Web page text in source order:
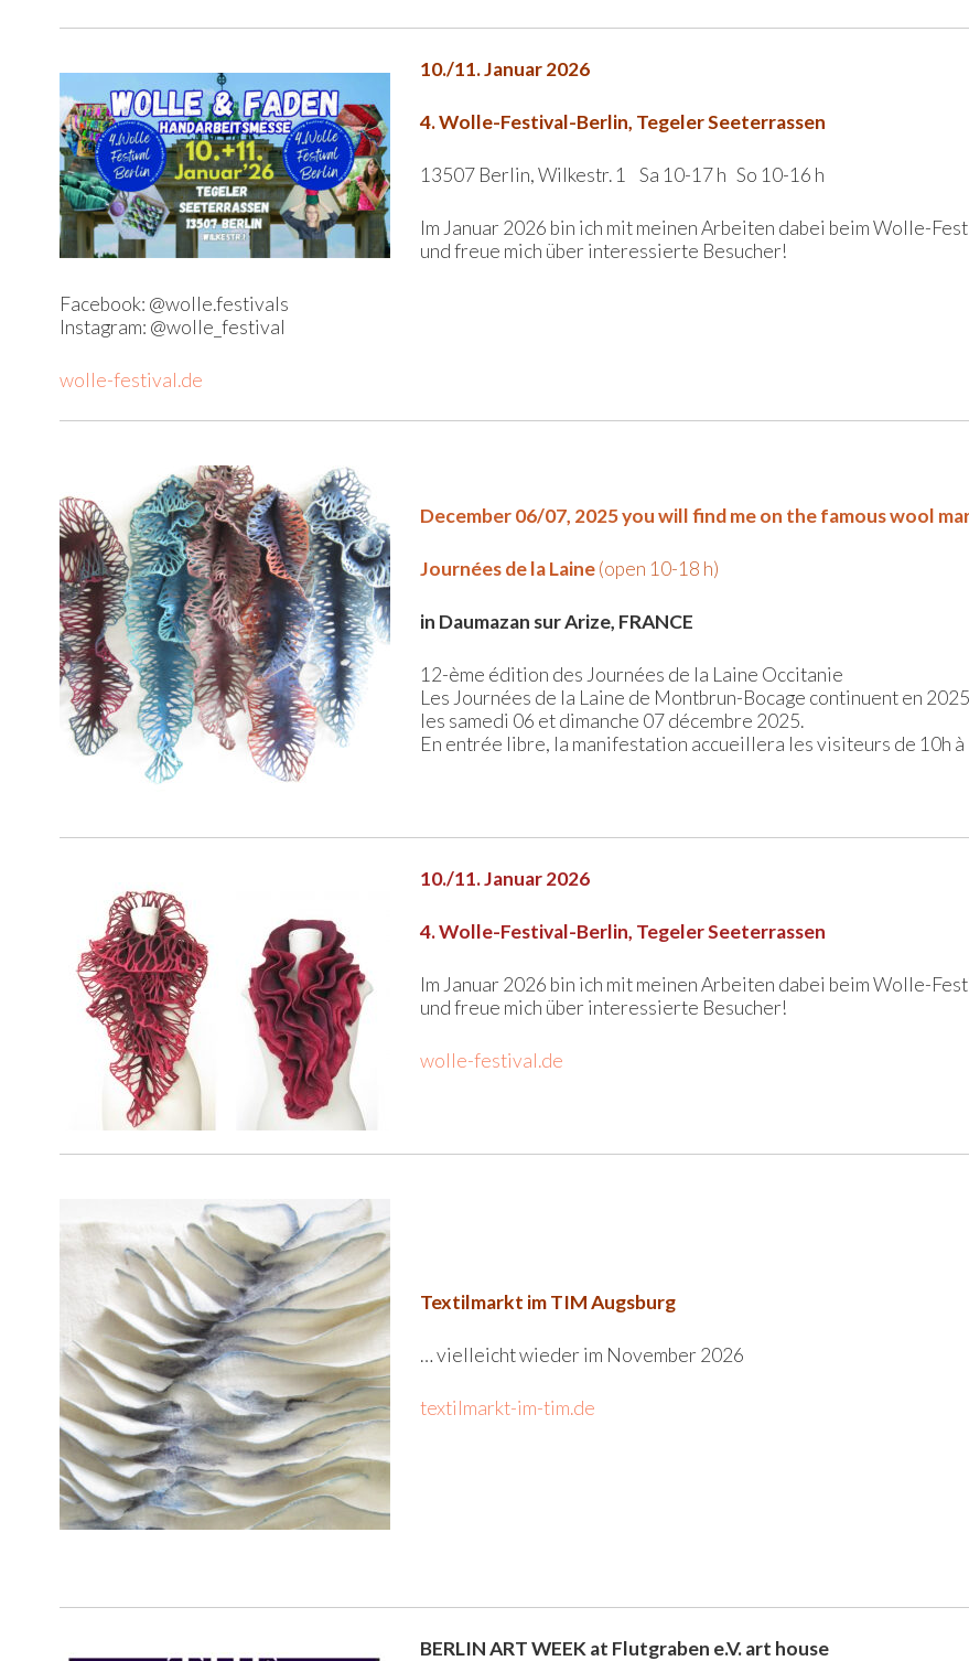
10./11. Januar 2026
4. Wolle-Festival-Berlin, Tegeler Seeterrassen
13507 Berlin, Wilkestr. 1 Sa 10-17 h So 10-16 h
Im Januar 2026 bin ich mit meinen Arbeiten dabei beim Wolle-
und freue mich über interessierte Besucher!
Facebook: @wolle.festivals
Instagram: @wolle_festival
wolle-festival.de
December 06/07, 2025 you will find me on the famous wool
Journées de la Laine(open 10-18 h)
in Daumazan sur Arize, FRANCE
12-ème édition des Journées de la Laine Occitanie
Les Journées de la Laine de Montbrun-Bocage continuent en
les samedi 06 et dimanche 07 décembre 2025.
En entrée libre, la manifestation accueillera les visiteurs de 10h à
10./11. Januar 2026
4. Wolle-Festival-Berlin, Tegeler Seeterrassen
Im Januar 2026 bin ich mit meinen Arbeiten dabei beim Wolle-
und freue mich über interessierte Besucher!
wolle-festival.de
Textilmarkt im TIM Augsburg
… vielleicht wieder im November 2026
textilmarkt-im-tim.de
BERLIN ART WEEK at Flutgraben e.V. art house